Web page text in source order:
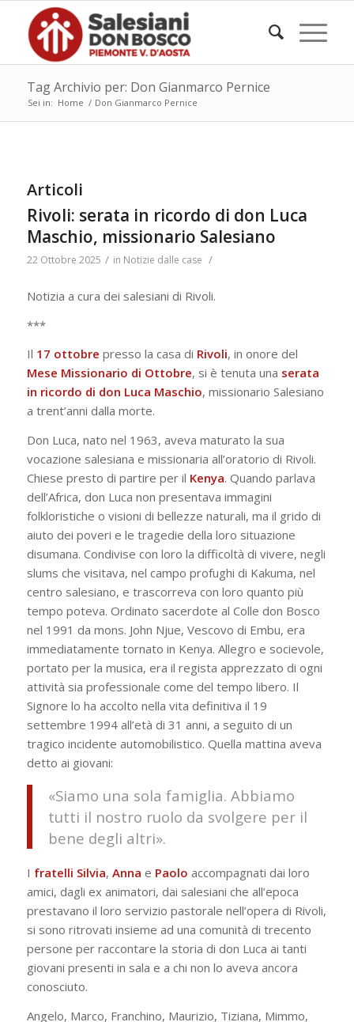
Tag Archivio per: Don Gianmarco Pernice
Sei in: Home / Don Gianmarco Pernice
Articoli
Rivoli: serata in ricordo di don Luca
Maschio, missionario Salesiano
22 Ottobre 2025 / in Notizie dalle case /
Notizia a cura dei salesiani di Rivoli.
***
Il 17 ottobre presso la casa di Rivoli, in onore del
Mese Missionario di Ottobre, si è tenuta una serata
in ricordo di don Luca Maschio, missionario Salesiano
a trent’anni dalla morte.
Don Luca, nato nel 1963, aveva maturato la sua
vocazione salesiana e missionaria all’oratorio di Rivoli.
Chiese presto di partire per il Kenya. Quando parlava
dell’Africa, don Luca non presentava immagini
folkloristiche o visioni di bellezze naturali, ma il grido di
aiuto dei poveri e le tragedie della loro situazione
disumana. Condivise con loro la difficoltà di vivere, negli
slums che visitava, nel campo profughi di Kakuma, nel
centro salesiano, e trascorreva con loro quanto più
tempo poteva. Ordinato sacerdote al Colle don Bosco
nel 1991 da mons. John Njue, Vescovo di Embu, era
immediatamente tornato in Kenya. Allegro e socievole,
portato per la musica, era il regista apprezzato di ogni
attività sia professionale come del tempo libero. Il
Signore lo ha accolto nella vita definitiva il 19
settembre 1994 all’età di 31 anni, a seguito di un
tragico incidente automobilistico. Quella mattina aveva
detto ai giovani:
«Siamo una sola famiglia. Abbiamo
tutti il nostro ruolo da svolgere per il
bene degli altri».
I fratelli Silvia, Anna e Paolo accompagnati dai loro
amici, dagli ex animatori, dai salesiani che all’epoca
prestavano il loro servizio pastorale nell’opera di Rivoli,
si sono ritrovati insieme ad una comunità di trecento
persone per raccontare la storia di don Luca ai tanti
giovani presenti in sala e a chi non lo aveva ancora
conosciuto.
Angelo, Marco, Franchino, Maurizio, Tiziana, Mimmo,